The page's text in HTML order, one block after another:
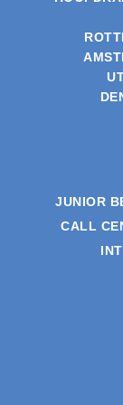
JUNIOR
CALL